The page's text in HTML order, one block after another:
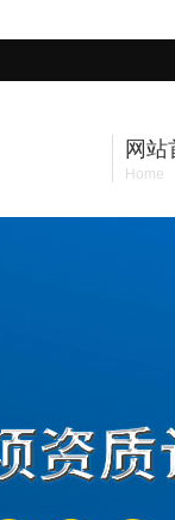
网站
Home